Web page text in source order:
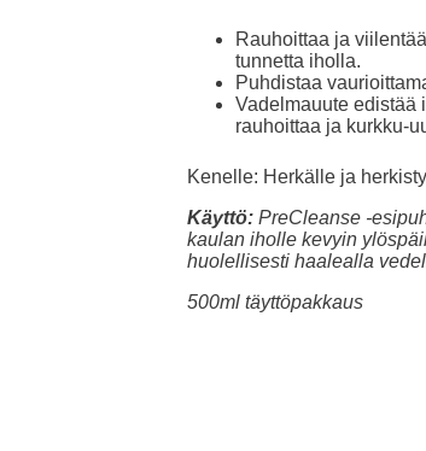
Rauhoittaa ja
tunnetta iholla.
Puhdistaa
Vadelmauute edistää
rauhoittaa ja kurkku-
Kenelle: Herkälle ja
Käyttö: PreCleanse -
kaulan iholle kevyin
huolellisesti haalealla
500ml täyttöpakkaus